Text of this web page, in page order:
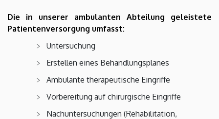
Die in unserer ambulanten Abteilung geleistete
Patientenversorgung umfasst:
Untersuchung
Erstellen eines Behandlungsplanes
Ambulante therapeutische Eingriffe
Vorbereitung auf chirurgische Eingriffe
Nachuntersuchungen (Rehabilitation,